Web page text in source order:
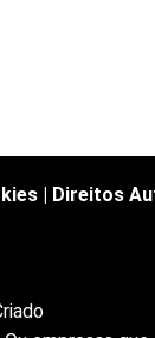
| Direitos